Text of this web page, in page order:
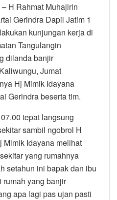
H Rahmat Muhajirin
Gerindra Dapil Jatim 1
kunjungan kerja di
Tangulangin
dilanda banjir
Jumat
Hj Mimik Idayana
Gerindra beserta tim.
tepat langsung
sambil ngobrol H
Mimik Idayana melihat
yang rumahnya
setahun ini bapak dan ibu
rumah yang banjir
apa lagi pas ujan pasti